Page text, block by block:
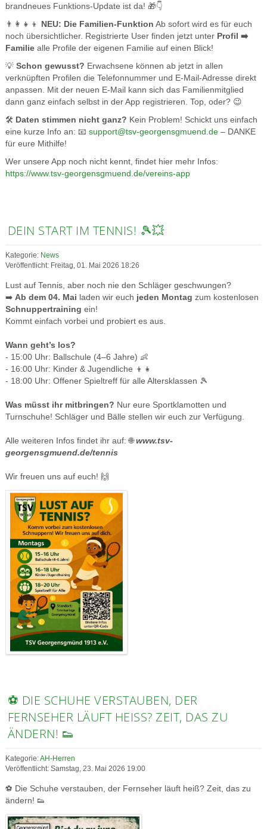
brandneues Funktions-Update ist da! 🎁👇
👨‍👩‍👧‍👦 NEU: Die Familien-Funktion Ab sofort wird es für euch
noch übersichtlicher. Registrierte User finden jetzt unter Profil ➡️
Familiealle Profile der eigenen Familie auf einen Blick!
💡 Schon gewusst? Erwachsene können ab jetzt in allen
verknüpften Profilen die Telefonnummer und E-Mail-Adresse direkt
anpassen. Mit der neuen E-Mail kann sich das Familienmitglied
dann ganz einfach selbst in der App registrieren. Top, oder? 😉
🛠️ Daten stimmen nicht ganz? Kein Problem! Schickt uns einfach
eine kurze Info an: 📧 support@tsv-georgensgmuend.de– DANKE
für eure Mithilfe!
Wer unsere App noch nicht kennt, findet hier mehr Infos:
https://www.tsv-georgensgmuend.de/vereins-app
DEIN START IM TENNIS! 🎾💥
Kategorie: News
Veröffentlicht: Freitag, 01. Mai 2026 18:26
Lust auf Tennis, aber noch nie den Schläger geschwungen?
➡️ Ab dem 04. Mai laden wir euch jeden Montag zum kostenlosen
Schnuppertraining ein!
Kommt einfach vorbei und probiert es aus.
Wann geht’s los?
- 15:00 Uhr: Ballschule (4–6 Jahre) 👶
- 16:00 Uhr: Kinder & Jugendliche 👦👧
- 18:00 Uhr: Offener Spieltreff für alle Altersklassen 🎾
Was müsst ihr mitbringen? Nur eure Sportklamotten und
Turnschuhe! Schläger und Bälle stellen wir euch zur Verfügung.
Alle weiteren Infos findet ihr auf: 🌐www.tsv-
georgensgmuend.de/tennis
Wir freuen uns auf euch! 🙌
⚽ DIE SCHUHE VERSTAUBEN, DER
FERNSEHER LÄUFT HEISS? ZEIT, DAS ZU Ä
NDERN! 👟
Kategorie:AH-Herren
Veröffentlicht: Samstag, 23. Mai 2026 19:00
⚽ Die Schuhe verstauben, der Fernseher läuft heiß? Zeit, das zu
ändern! 👟